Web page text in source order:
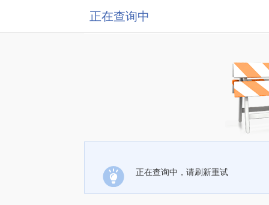
正在查询中
正在查询中，请刷新重试